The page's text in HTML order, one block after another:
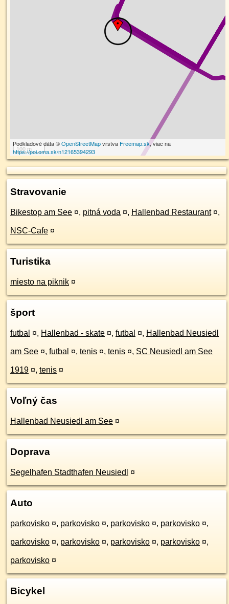
100 m
Podkladové dáta ©OpenStreetMapvrstva Freemap.sk, viac na
https://poi.oma.sk/n12165394293
Stravovanie
Bikestop am See ¤, pitná voda ¤, Hallenbad Restaurant ¤,
NSC-Cafe ¤
Turistika
miesto na piknik ¤
šport
futbal ¤, Hallenbad - skate ¤, futbal ¤, Hallenbad Neusiedl
am See ¤, futbal ¤, tenis ¤, tenis ¤, SC Neusiedl am See
1919 ¤, tenis ¤
Voľný čas
Hallenbad Neusiedl am See ¤
Doprava
Segelhafen Stadthafen Neusiedl ¤
Auto
parkovisko ¤, parkovisko ¤, parkovisko ¤, parkovisko ¤,
parkovisko ¤, parkovisko ¤, parkovisko ¤, parkovisko ¤,
parkovisko ¤
Bicykel